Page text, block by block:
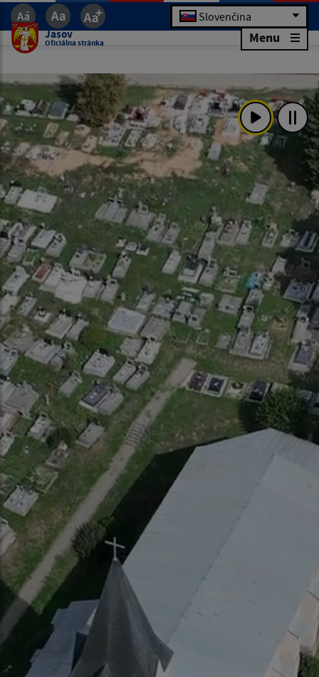
Slovenčina
Jasov
Oficiálna stránka Menu